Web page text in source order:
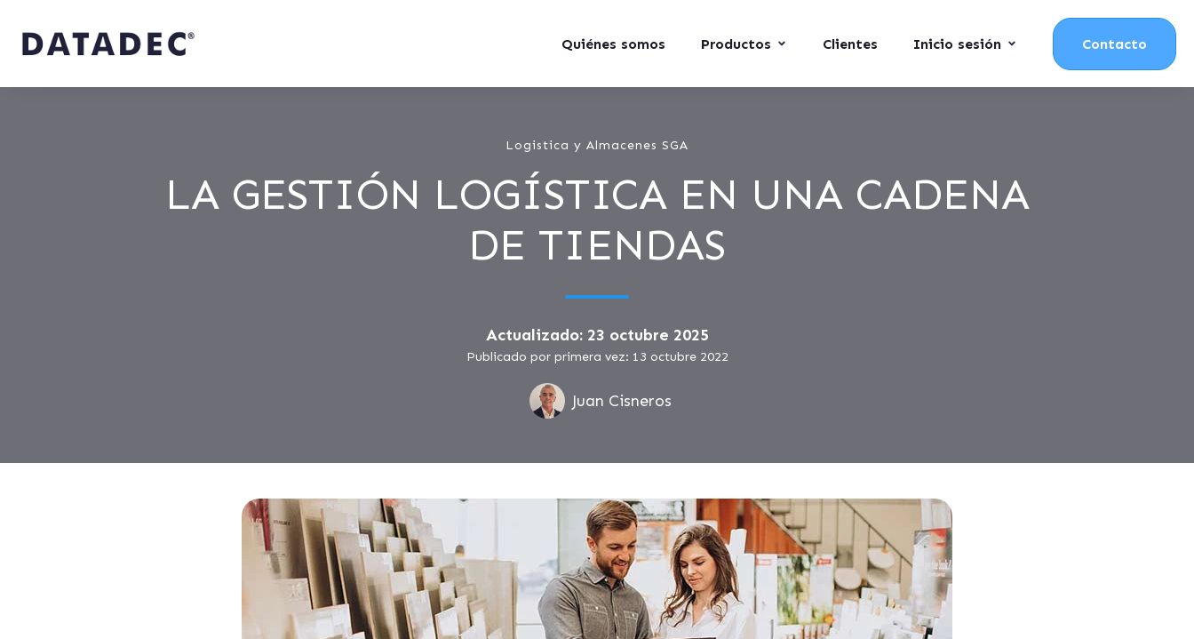
Quiénes somos Productos Clientes Inicio sesión Contacto
Logistica y Almacenes SGA
LA GESTIÓN LOGÍSTICA EN UNA CADENA
DE TIENDAS
Actualizado: 23 octubre 2025
Publicado por primera vez: 13 octubre 2022
Juan Cisneros